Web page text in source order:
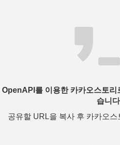
OpenAPI를 이용한 카카오스토리
습니
공유할 URL을 복사 후 카카오